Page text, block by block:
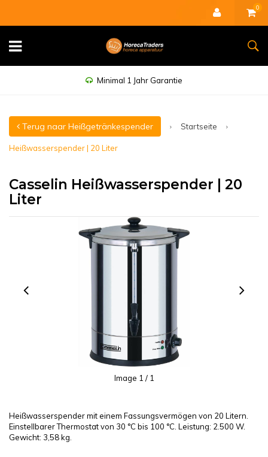
0
Minimal 1 Jahr Garantie
Terug naar Heißgetränkespender Startseite
Heißwasserspender | 20 Liter
Casselin Heißwasserspender | 20
Liter
Image 1 / 1
Heißwasserspender mit einem Fassungsvermögen von 20 Litern.
Einstellbarer Thermostat von 30 °C bis 100 °C. Leistung: 2.500 W.
Gewicht: 3,58 kg.